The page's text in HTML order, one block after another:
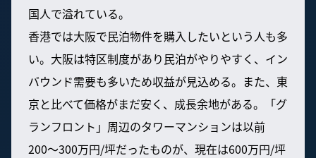
国人で溢れている。
香港では大阪で民泊物件を購入したいという人も多
い。大阪は特区制度があり民泊がやりやすく、イン
バウンド需要も多いため収益が見込める。また、東
京と比べて価格がまだ安く、成長余地がある。「グ
ランフロント」周辺のタワーマンションは以前
200〜300万円/坪だったものが、現在は600万円/坪